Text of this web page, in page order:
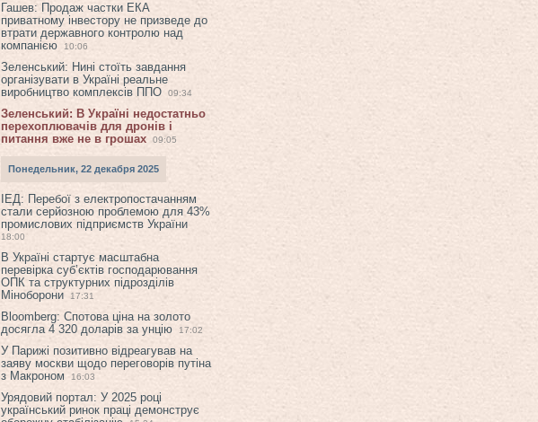
Гашев: Продаж частки ЕКА
приватному інвестору не призведе до
втрати державного контролю над
компанією
10:06
Зеленський: Нині стоїть завдання
організувати в Україні реальне
виробництво комплексів ППО
09:34
Зеленський: В Україні недостатньо
перехоплювачів для дронів і
питання вже не в грошах
09:05
Понедельник, 22 декабря 2025
ІЕД: Перебої з електропостачанням
стали серйозною проблемою для 43%
промислових підприємств України
18:00
В Україні стартує масштабна
перевірка суб’єктів господарювання
ОПК та структурних підрозділів
Міноборони
17:31
Bloomberg: Спотова ціна на золото
досягла 4 320 доларів за унцію
17:02
У Парижі позитивно відреагував на
заяву москви щодо переговорів путіна
з Макроном
16:03
Урядовий портал: У 2025 році
український ринок праці демонструє